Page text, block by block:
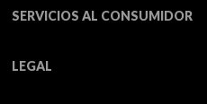
SERVICIOS AL CONSUMIDOR
LEGAL